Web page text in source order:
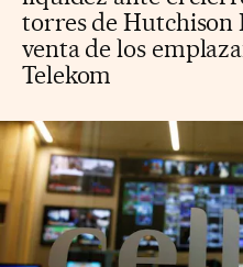
torres de Hutchison
venta de los
Telekom